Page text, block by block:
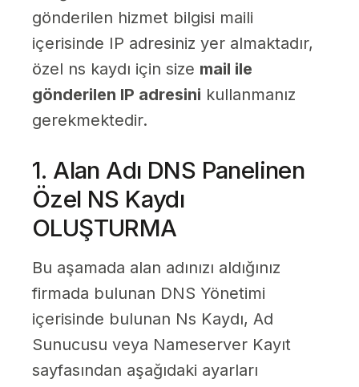
gönderilen hizmet bilgisi maili
içerisinde IP adresiniz yer almaktadır,
özel ns kaydı için size mail ile
gönderilen IP adresini kullanmanız
gerekmektedir.
1. Alan Adı DNS Panelinen
Özel NS Kaydı
OLUŞTURMA
Bu aşamada alan adınızı aldığınız
firmada bulunan DNS Yönetimi
içerisinde bulunan Ns Kaydı, Ad
Sunucusu veya Nameserver Kayıt
sayfasından aşağıdaki ayarları